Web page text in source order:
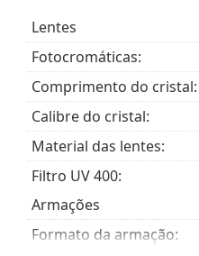
Lentes
Fotocromáticas:
Comprimento do cristal:
Calibre do cristal:
Material das lentes:
Filtro UV 400:
Armações
Formato da armação: